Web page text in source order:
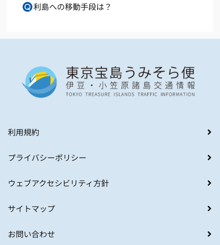
利島への移動手段は？
利用規約
プライバシーポリシー
ウェブアクセシビリティ方針
サイトマップ
お問い合わせ